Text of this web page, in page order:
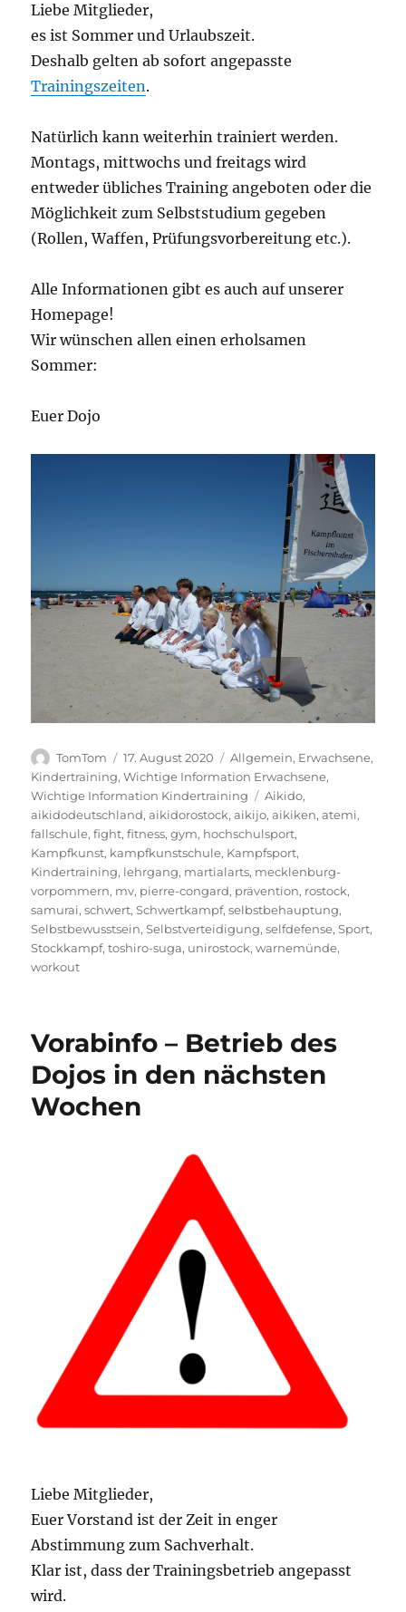
Liebe Mitglieder,
es ist Sommer und Urlaubszeit.
Deshalb gelten ab sofort angepasste
Trainingszeiten.
Natürlich kann weiterhin trainiert werden.
Montags, mittwochs und freitags wird
entweder übliches Training angeboten oder die
Möglichkeit zum Selbststudium gegeben
(Rollen, Waffen, Prüfungsvorbereitung etc.).
Alle Informationen gibt es auch auf unserer
Homepage!
Wir wünschen allen einen erholsamen
Sommer:
Euer Dojo
Autor
TomTom
Veröffentlicht
am
17. August 2020 Kategorien
Allgemein, Erwachsene,
Kindertraining,Wichtige Information Erwachsene,
Wichtige Information Kindertraining
Schlagwörter
Aikido,
aikidodeutschland,aikidorostock,aikijo,aikiken,atemi,
fallschule,fight,fitness,gym, hochschulsport,
Kampfkunst, kampfkunstschule, Kampfsport,
Kindertraining, lehrgang, martialarts, mecklenburg-
vorpommern, mv, pierre-congard, prävention, rostock,
samurai,schwert,Schwertkampf,selbstbehauptung,
Selbstbewusstsein,Selbstverteidigung,selfdefense,Sport,
Stockkampf,toshiro-suga, unirostock,warnemünde,
workout
Vorabinfo – Betrieb des
Dojos in den nächsten
Wochen
Liebe Mitglieder,
Euer Vorstand ist der Zeit in enger
Abstimmung zum Sachverhalt.
Klar ist, dass der Trainingsbetrieb angepasst
wird.